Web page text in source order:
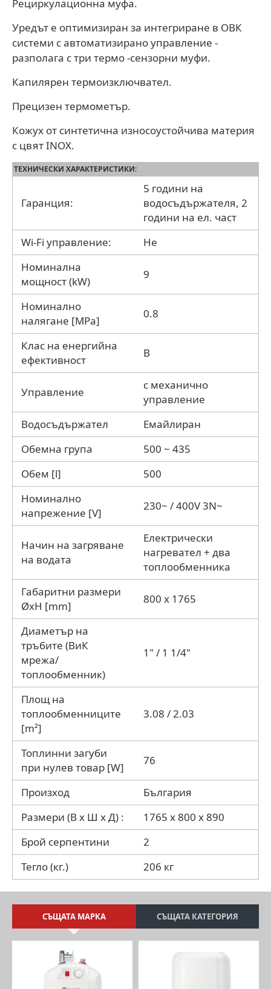
Рециркулационна муфа.
Уредът е оптимизиран за интегриране в ОВК
системи с автоматизирано управление -
разполага с три термо -сензорни муфи.
Капилярен термоизключвател.
Прецизен термометър.
Кожух от синтетична износоустойчива материя
с цвят INOX.
ТЕХНИЧЕСКИ ХАРАКТЕРИСТИКИ:
Гаранция:
5 години на
водосъдържателя, 2
години на ел. част
Wi-Fi управление:
Не
Номинална
мощност (kW)
9
Номинално
налягане [MPa]
0.8
Клас на енергийна
ефективност
B
Управление
с механично
управление
Водосъдържател
Eмайлиран
Обемна група
500 ~ 435
Обем [l]
500
Номинално
напрежение [V]
230~ / 400V 3N~
Начин на загряване
на водата
Електрически
нагревател + два
топлообменника
Габаритни размери
ØxH [mm]
800 x 1765
Диаметър на
тръбите (ВиК
мрежа/
топлообменник)
1" / 1 1/4"
Площ на
топлообменниците
[m²]
3.08 / 2.03
Топлинни загуби
при нулев товар [W]
76
Произход
България
Размери (В х Ш х Д) :
1765 x 800 x 890
Брой серпентини
2
Тегло (кг.)
206 кг
СЪЩАТА МАРКА СЪЩАТА КАТЕГОРИЯ